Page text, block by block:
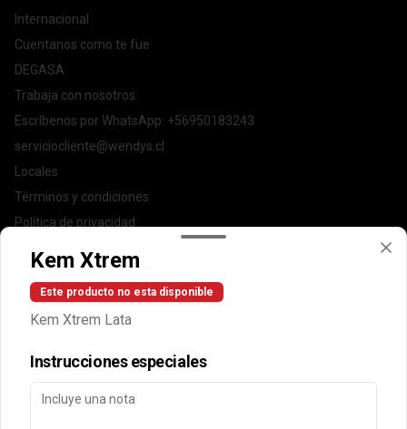
Internacional
Cuentanos como te fue
DEGASA
Trabaja con nosotros
Escríbenos por WhatsApp: +56950183243
serviciocliente@wendys.cl
Locales
Términos y condiciones
Política de privacidad
Redes sociales
Instagram
Facebook
Mi cuenta
Kem Xtrem
Este producto no esta disponible
Kem Xtrem Lata
Instrucciones especiales